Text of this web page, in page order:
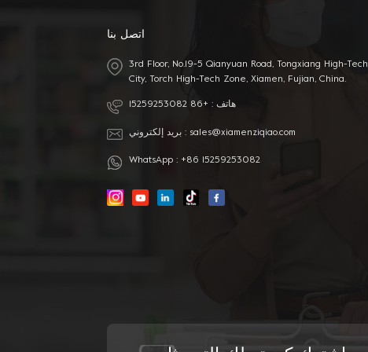
اتصل بنا
3rd Floor, No.19-5 Qianyuan Road, Tongxiang High-Tech
City, Torch High-Tech Zone, Xiamen, Fujian, China.
هاتف : +86 15259253082
بريد إلكتروني : sales@xiamenziqiao.com
WhatsApp : +86 15259253082